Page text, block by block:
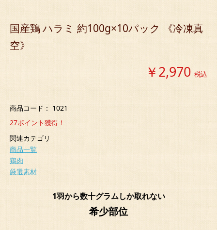
国産鶏 ハラミ 約100g×10パック 《冷凍真
空》
￥2,970 税込
商品コード： 1021
27ポイント獲得！
関連カテゴリ
商品一覧
鶏肉
厳選素材
1羽から数十グラムしか取れない
希少部位